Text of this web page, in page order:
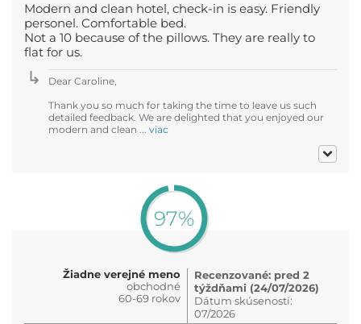
Modern and clean hotel, check-in is easy. Friendly
personel. Comfortable bed.
Not a 10 because of the pillows. They are really to
flat for us.
Dear Caroline,
Thank you so much for taking the time to leave us such
detailed feedback. We are delighted that you enjoyed our
modern and clean ... viac
97%
Žiadne verejné meno
obchodné
60-69 rokov
Recenzované: pred 2
týždňami (24/07/2026)
Dátum skúseností:
07/2026